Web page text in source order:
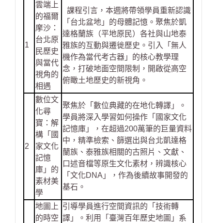
1
雲端上
的福爾
摩沙：
台北原
民歷史
與當代
視角的
相遇
課程引言，本週將帶領學員重新認識
「台北盆地」的母體記憶。聚焦於凱
達格蘭族（平地原民）各社與山地泰
雅族的互動與遷徙歷史。引入「無人
機作為當代考古器」的核心教學理
念，打破地面空間限制，開啟從高空
俯瞰土地歷史的新視角。
2
數位文
化尋
寶：解
構「國
家文化
記憶
庫」的
素材美
學
聚焦於「數位典藏的在地化轉譯」。
學員將深入學習如何操作「國家文化
記憶庫」，在超過200萬筆的巨量資料
中，精準檢索、篩選出與台北凱達格
蘭族、泰雅族相關的古照片、文獻、
口述音檔等原生文化素材，辨識核心
「文化DNA」，作為後續故事開發的
基石。
地圖上
的時空
引導學員進行空間資訊的「技術轉
譯」。利用「臺灣百年歷史地圖」系